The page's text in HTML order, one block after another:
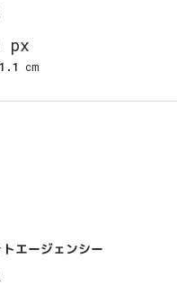
px
cm
エージェンシー